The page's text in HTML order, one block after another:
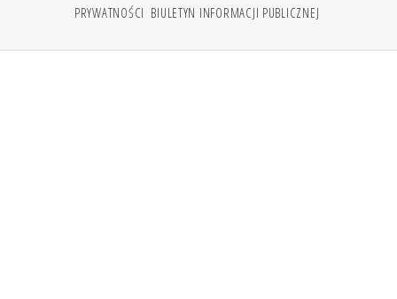
PRYWATNOŚCI BIULETYN INFORMACJI PUBLICZNEJ